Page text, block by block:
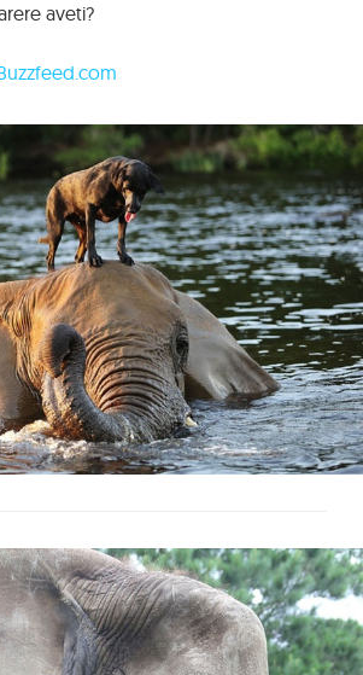
aveti?